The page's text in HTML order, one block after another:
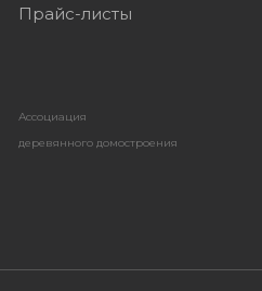
Прайс-листы
Ассоциация
деревянного домостроения